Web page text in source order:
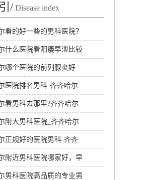
/ Disease index
看的好一些的男科医院？
附大男科医院
什么医院看阳痿早泄比较
哪个医院的前列腺炎好
医院排名男科-齐齐哈尔
炎哪家医院可以好
看男科去那里?齐齐哈尔
医院?
附大男科医院_齐齐哈尔
去哪家医院
正规好的医院男科-齐齐
功能障碍
附近男科医院哪家好，早
哈尔哪家男科医院治疗好​
男科医院高品质的专业男